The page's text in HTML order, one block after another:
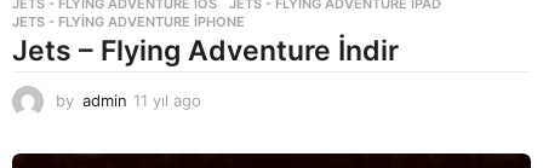
JETS - FLYING ADVENTURE IOS
,JETS - FLYING ADVENTURE IPAD
JETS - FLYING ADVENTURE IPHONE
Jets – Flying Adventure İndir
by admin 11 yıl ago